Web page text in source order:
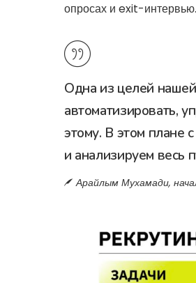
опросах и exit-интервью.
Одна из целей
автоматизировать,
этому. В этом плане
и анализируем весь
Арайлым Мухамади,